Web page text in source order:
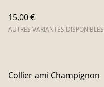
15,00 €
AUTRES VARIANTES DISPONIBLES
Collier ami Champignon